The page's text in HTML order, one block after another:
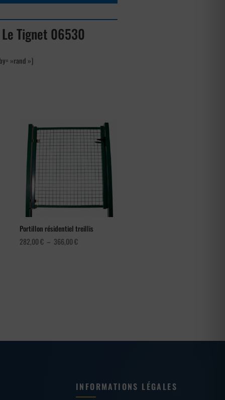
Tignet 06530
»rand »]
Portillon résidentiel treillis
282,00€ – 366,00€Plage
INFORMATIONS LÉGALES